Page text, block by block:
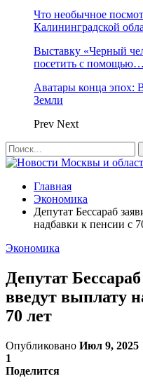
Что необычное
Калининградской
Выставку «Черный
посетить с помощью…
Аватары конца эпох:
Земли
Prev Next
Главная
Экономика
Депутат Бессараб
надбавки к пенсии с
Экономика
Депутат
введут выплату
70 лет
Опубликовано Июл 9, 2025
1
Поделится